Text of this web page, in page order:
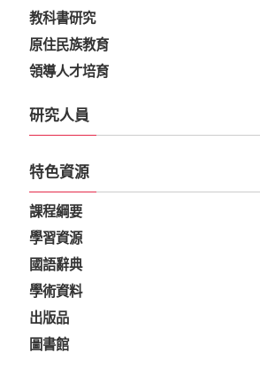
教科書研究
原住民族教育
領導人才培育
研究人員
特色資源
課程綱要
學習資源
國語辭典
學術資料
出版品
圖書館